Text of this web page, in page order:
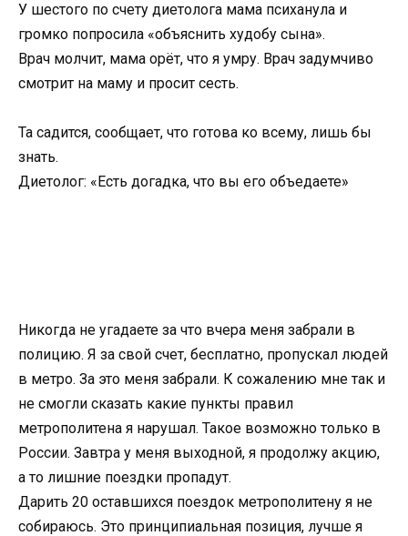
У шестого по счету диетолога мама психанула и
громко попросила «объяснить худобу сына».
Врач молчит, мама орёт, что я умру. Врач задумчиво
смотрит на маму и просит сесть.
Та садится, сообщает, что готова ко всему, лишь бы
знать.
Диетолог: «Есть догадка, что вы его объедаете»
Никогда не угадаете за что вчера меня забрали в
полицию. Я за свой счет, бесплатно, пропускал людей
в метро. За это меня забрали. К сожалению мне так и
не смогли сказать какие пункты правил
метрополитена я нарушал. Такое возможно только в
России. Завтра у меня выходной, я продолжу акцию,
а то лишние поездки пропадут.
Дарить 20 оставшихся поездок метрополитену я не
собираюсь. Это принципиальная позиция, лучше я